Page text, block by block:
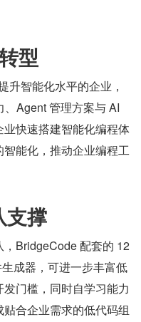
型
升智能化水平的企业，
Agent 管理方案与 AI
快速搭建智能化编程体
能化，推动企业编程工
支撑
BridgeCode 配套的 12
成器，可进一步丰富低
门槛，同时自学习能力
合企业需求的低代码组